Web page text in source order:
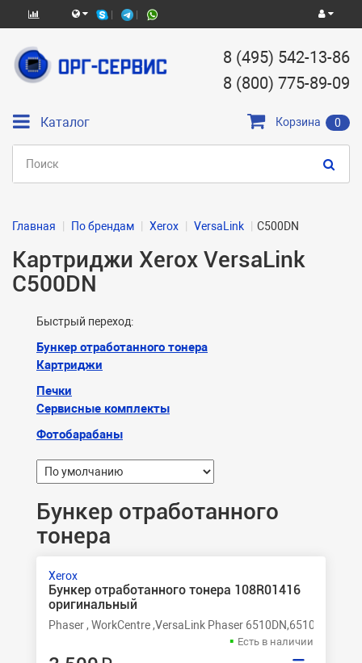
8 (495) 542-13-86
8 (800) 775-89-09
Каталог Корзина 0
Главная По брендам Xerox VersaLink C500DN
Картриджи Xerox VersaLink
C500DN
Быстрый переход:
Бункер отработанного тонера
Картриджи
Печки
Сервисные комплекты
Фотобарабаны
Бункер отработанного
тонера
Xerox
Бункер отработанного тонера 108R01416
оригинальный
Phaser , WorkCentre ,VersaLink Phaser
Есть в наличии